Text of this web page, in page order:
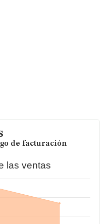
de facturación
las ventas